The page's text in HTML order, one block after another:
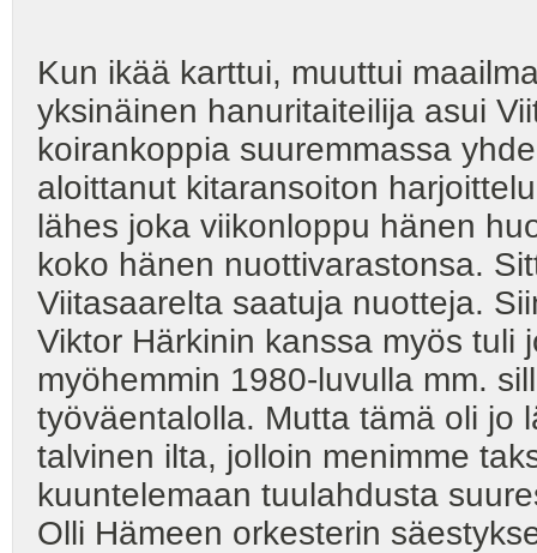
Kun ikää karttui, muuttui
yksinäinen hanuritaiteilija asui
koirankoppia suuremmassa
aloittanut kitaransoiton
lähes joka viikonloppu hänen
koko hänen nuottivarastonsa.
Viitasaarelta saatuja nuotteja.
Viktor Härkinin kanssa myös tuli
myöhemmin 1980-luvulla mm.
työväentalolla. Mutta tämä oli jo
talvinen ilta, jolloin menimme
kuuntelemaan tuulahdusta
Olli Hämeen orkesterin